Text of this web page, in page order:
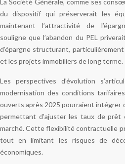
du dispositif qui préserverait les
maintenant l’attractivité de
souligne que l’abandon du PEL
d’épargne structurant,
et les projets immobiliers de long terme.
Les perspectives d’évolution
modernisation des conditions
ouverts après 2025 pourraient intégrer
permettant d’ajuster les taux de
marché. Cette flexibilité contractuelle
tout en limitant les risques de
économiques.